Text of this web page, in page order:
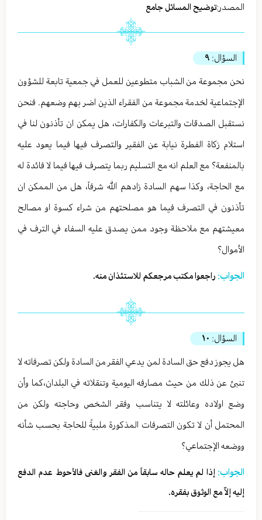
المصدر:توضيح المسائل جامع
السؤال: ٩
نحن مجموعة من الشباب متطوعين للعمل في جمعية تابعة للشؤون
الإجتماعية لخدمة مجموعة من الفقراء الذين اضر بهم وضعهم. فنحن
نستقبل الصدقات والتبرعات والكفارات، هل يمكن ان تأذنون لنا في
استلام زكاة الفطرة نيابة عن الفقير والتصرف فيها فيما يعود عليه
بالمنفعة؟ مع العلم انه مع التسليم ربما يتصرف فيها فيما لا فائدة له
مع الحاجة، وكذا سهم السادة زادهم الله شرفاً، هل من الممكن ان
تأذنون في التصرف فيما هو مصلحتهم من شراء كسوة او مصالح
معيشتهم مع ملاحظة وجود ممن يصدق عليه السفاء في الترف في
الأموال؟
الجواب: راجعوا مكتب مرجعكم للاستئذان منه.
السؤال: ١٠
هل يجوز دفع حق السادة لمن يدعي الفقر من السادة ولكن تصرفاته لا
تنبئ عن ذلك من حيث مصارفه اليومية وتنقلاته في البلدان،كما وأن
وضع اولاده وعائلته لا يتناسب وفقر الشخص وحاجته ولكن من
المحتمل أن لا تكون التصرفات المذكورة ملبيةً للحاجة بحسب شأنه
ووضعه الإجتماعي؟
الجواب: إذا لم يعلم حاله سابقاً من الفقر والغنى فالأحوط عدم الدفع
إليه إلاّ مع الوثوق بفقره.